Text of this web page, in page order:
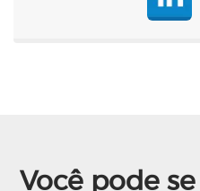
Você pode